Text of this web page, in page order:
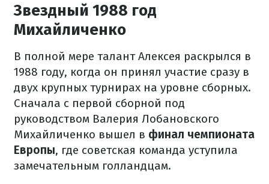
Звездный 1988 год
Михайличенко
В полной мере талант Алексея раскрылся в
1988 году, когда он принял участие сразу в
двух крупных турнирах на уровне сборных.
Сначала с первой сборной под
руководством Валерия Лобановского
Михайличенко вышел в финал чемпионата
Европы, где советская команда уступила
замечательным голландцам.